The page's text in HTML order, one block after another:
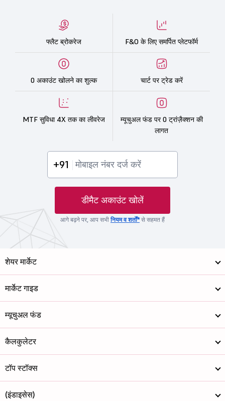
फ्लैट ब्रोकरेज F&O के लिए समर्पित प्लेटफॉर्म
0 अकाउंट खोलने का शुल्क चार्ट पर ट्रेड करें
MTF सुविधा 4X तक का लीवरेज
म्यूचुअल फंड पर 0 ट्रांज़ैक्शन की
लागत
+91
डीमैट अकाउंट खोलें
आगे बढ़ने पर, आप सभीनियम व शर्तों*से सहमत हैं
शेयर मार्केट
मार्केट गाइड
म्यूचुअल फंड
कैलकुलेटर
टॉप स्टॉक्स
(इंडाइसेस)